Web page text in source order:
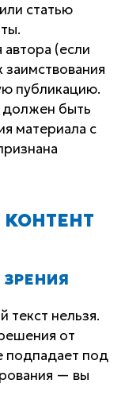
статью
автора (если
заимствования
публикацию.
должен быть
материала с
текст нельзя.
от
подпадает под
— вы